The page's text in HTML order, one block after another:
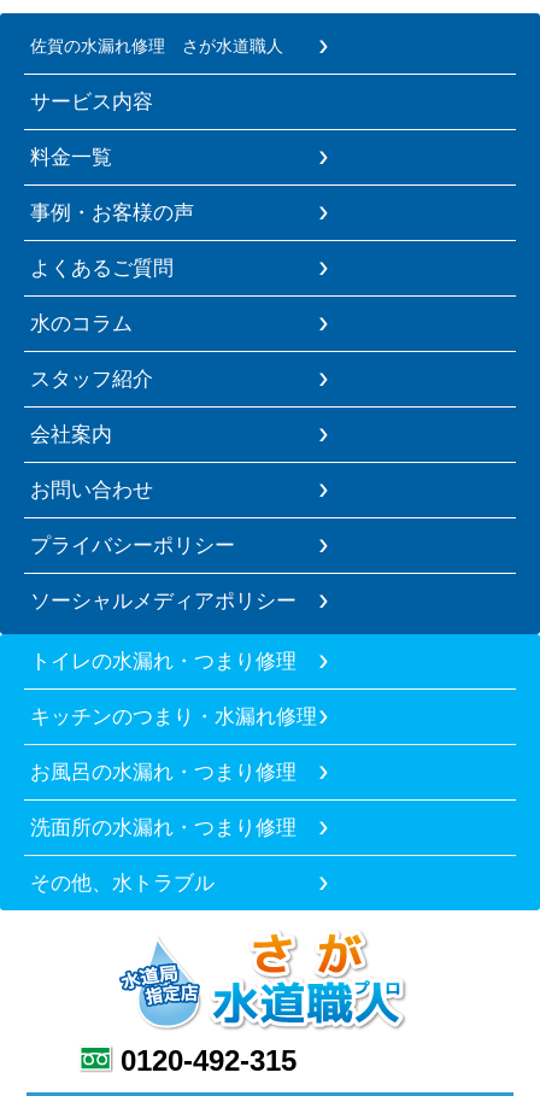
佐賀の水漏れ修理 さが水道職人
サービス内容
料金一覧
事例・お客様の声
よくあるご質問
水のコラム
スタッフ紹介
会社案内
お問い合わせ
プライバシーポリシー
ソーシャルメディアポリシー
トイレの水漏れ・つまり修理
キッチンのつまり・水漏れ修理
お風呂の水漏れ・つまり修理
洗面所の水漏れ・つまり修理
その他、水トラブル
0120-492-315